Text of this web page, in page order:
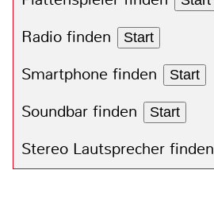
Radio finden Start
Smartphone finden Start
Soundbar finden Start
Stereo Lautsprecher finden